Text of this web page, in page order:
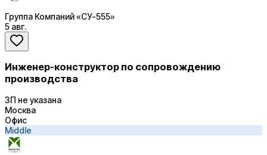
Группа Компаний «СУ-555»
5 авг.
Инженер-конструктор по сопровождению
производства
ЗП не указана
Москва
Офис
Middle